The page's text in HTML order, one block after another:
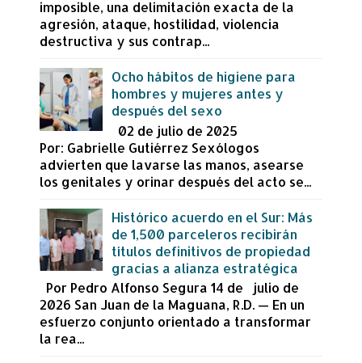
imposible, una delimitación exacta de la
agresión, ataque, hostilidad, violencia
destructiva y sus contrap...
Ocho hábitos de higiene para
hombres y mujeres antes y
después del sexo
02 de julio de 2025
Por: Gabrielle Gutiérrez Sexólogos
advierten que lavarse las manos, asearse
los genitales y orinar después del acto se...
Histórico acuerdo en el Sur: Más
de 1,500 parceleros recibirán
títulos definitivos de propiedad
gracias a alianza estratégica
Por Pedro Alfonso Segura 14 de julio de
2026 San Juan de la Maguana, R.D. — En un
esfuerzo conjunto orientado a transformar
la rea...